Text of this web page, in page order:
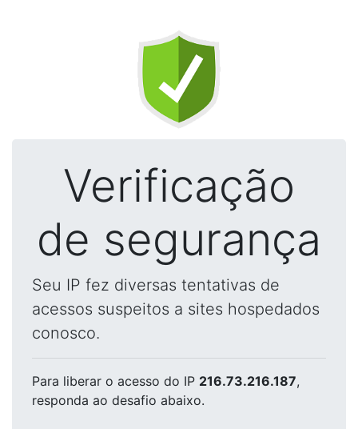
Verificação
de segurança
Seu IP fez diversas tentativas de
acessos suspeitos a sites hospedados
conosco.
Para liberar o acesso do IP 216.73.216.187,
responda ao desafio abaixo.